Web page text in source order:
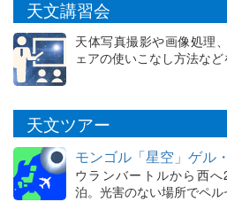
天文講習会
天体写真撮影や画像処理
ェアの使いこなし方法な
天文ツアー
モンゴル「星空」ゲル
ウランバートルから西
泊。光害のない場所でペ